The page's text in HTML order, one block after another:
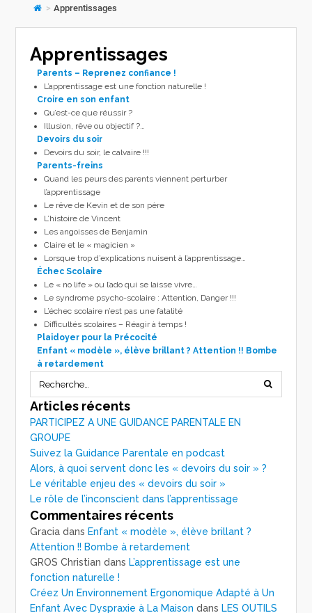
> Apprentissages
Apprentissages
Parents – Reprenez confiance !
L’apprentissage est une fonction naturelle !
Croire en son enfant
Qu’est-ce que réussir ?
Illusion, rêve ou objectif ?…
Devoirs du soir
Devoirs du soir, le calvaire !!!
Parents-freins
Quand les peurs des parents viennent perturber
l’apprentissage
Le rêve de Kevin et de son père
L’histoire de Vincent
Les angoisses de Benjamin
Claire et le « magicien »
Lorsque trop d’explications nuisent à l’apprentissage…
Échec Scolaire
Le « no life » ou l’ado qui se laisse vivre…
Le syndrome psycho-scolaire : Attention, Danger !!!
L’échec scolaire n’est pas une fatalité
Difficultés scolaires – Réagir à temps !
Plaidoyer pour la Précocité
Enfant « modèle », élève brillant ? Attention !! Bombe
à retardement
Articles récents
PARTICIPEZ A UNE GUIDANCE PARENTALE EN
GROUPE
Suivez la Guidance Parentale en podcast
Alors, à quoi servent donc les « devoirs du soir » ?
Le véritable enjeu des « devoirs du soir »
Le rôle de l’inconscient dans l’apprentissage
Commentaires récents
Gracia dans Enfant « modèle », élève brillant ?
Attention !! Bombe à retardement
GROS Christian dans L’apprentissage est une
fonction naturelle !
Créez Un Environnement Ergonomique Adapté à Un
Enfant Avec Dyspraxie à La Maison dans LES OUTILS